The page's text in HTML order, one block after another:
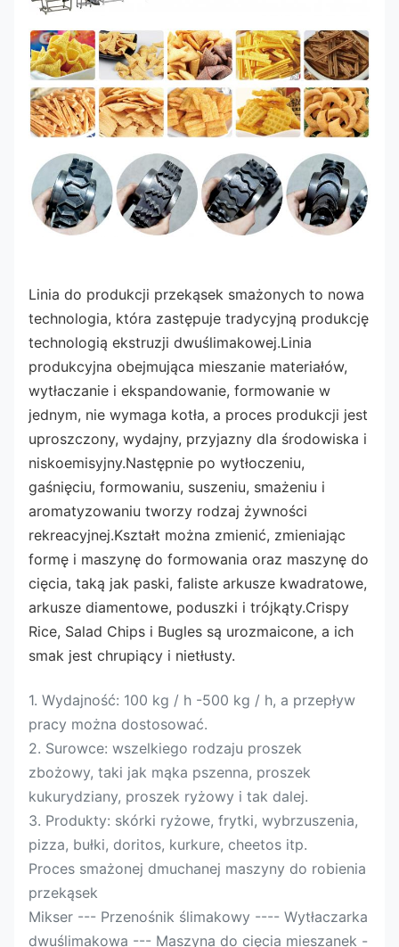
Linia do produkcji przekąsek smażonych to nowa
technologia, która zastępuje tradycyjną produkcję
technologią ekstruzji dwuślimakowej.Linia
produkcyjna obejmująca mieszanie materiałów,
wytłaczanie i ekspandowanie, formowanie w
jednym, nie wymaga kotła, a proces produkcji jest
uproszczony, wydajny, przyjazny dla środowiska i
niskoemisyjny.Następnie po wytłoczeniu,
gaśnięciu, formowaniu, suszeniu, smażeniu i
aromatyzowaniu tworzy rodzaj żywności
rekreacyjnej.Kształt można zmienić, zmieniając
formę i maszynę do formowania oraz maszynę do
cięcia, taką jak paski, faliste arkusze kwadratowe,
arkusze diamentowe, poduszki i trójkąty.Crispy
Rice, Salad Chips i Bugles są urozmaicone, a ich
smak jest chrupiący i nietłusty.
1. Wydajność: 100 kg / h -500 kg / h, a przepływ
pracy można dostosować.
2. Surowce: wszelkiego rodzaju proszek
zbożowy, taki jak mąka pszenna, proszek
kukurydziany, proszek ryżowy i tak dalej.
3. Produkty: skórki ryżowe, frytki, wybrzuszenia,
pizza, bułki, doritos, kurkure, cheetos itp.
Proces smażonej dmuchanej maszyny do robienia
przekąsek
Mikser --- Przenośnik ślimakowy ---- Wytłaczarka
dwuślimakowa --- Maszyna do cięcia mieszanek -